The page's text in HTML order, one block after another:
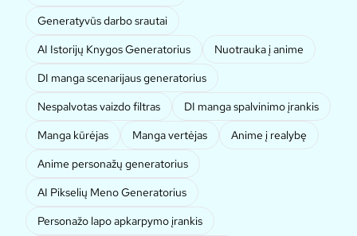
Generatyvūs darbo srautai
AI Istorijų Knygos Generatorius
Nuotrauka į anime
DI manga scenarijaus generatorius
Nespalvotas vaizdo filtras
DI manga spalvinimo įrankis
Manga kūrėjas
Manga vertėjas
Anime į realybę
Anime personažų generatorius
AI Pikselių Meno Generatorius
Personažo lapo apkarpymo įrankis